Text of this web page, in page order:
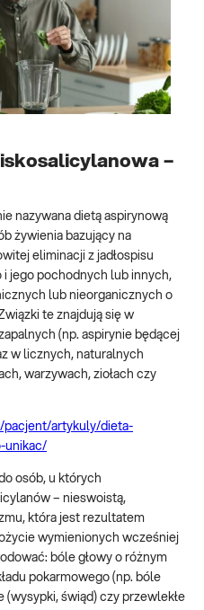
–
nazywana dietą aspirynową
żywienia bazujący na
eliminacji z jadłospisu
jego pochodnych lub innych,
lub nieorganicznych o
te znajdują się w
(np. aspirynie będącej
w licznych, naturalnych
warzywach, ziołach czy
pacjent/artykuly/dieta-
unikac/
osób, u których
– nieswoistą,
która jest rezultatem
wymienionych wcześniej
bóle głowy o różnym
pokarmowego (np. bóle
(wysypki, świąd) czy przewlekłe